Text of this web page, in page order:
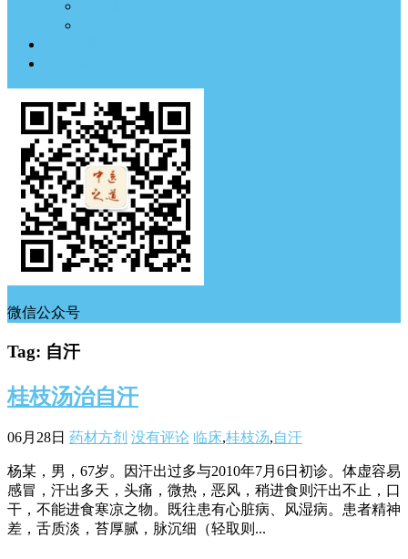
微信公众号
Tag: 自汗
桂枝汤治自汗
06月28日 药材方剂 没有评论 临床,桂枝汤,自汗
杨某，男，67岁。因汗出过多与2010年7月6日初诊。体虚容易
感冒，汗出多天，头痛，微热，恶风，稍进食则汗出不止，口
干，不能进食寒凉之物。既往患有心脏病、风湿病。患者精神
差，舌质淡，苔厚腻，脉沉细（轻取则...